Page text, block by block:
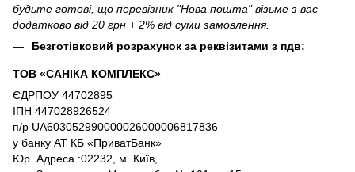
будьте готові, що перевізник "Нова пошта" візьме з вас
додатково від 20 грн + 2% від суми замовлення.
Безготівковий розрахунок за реквізитами з пдв:
ТОВ «САНІКА КОМПЛЕКС»
ЄДРПОУ 44702895
ІПН 447028926524
п/р UA603052990000026000006817836
у банку АТ КБ «ПриватБанк»
Юр. Адреса :02232, м. Київ,